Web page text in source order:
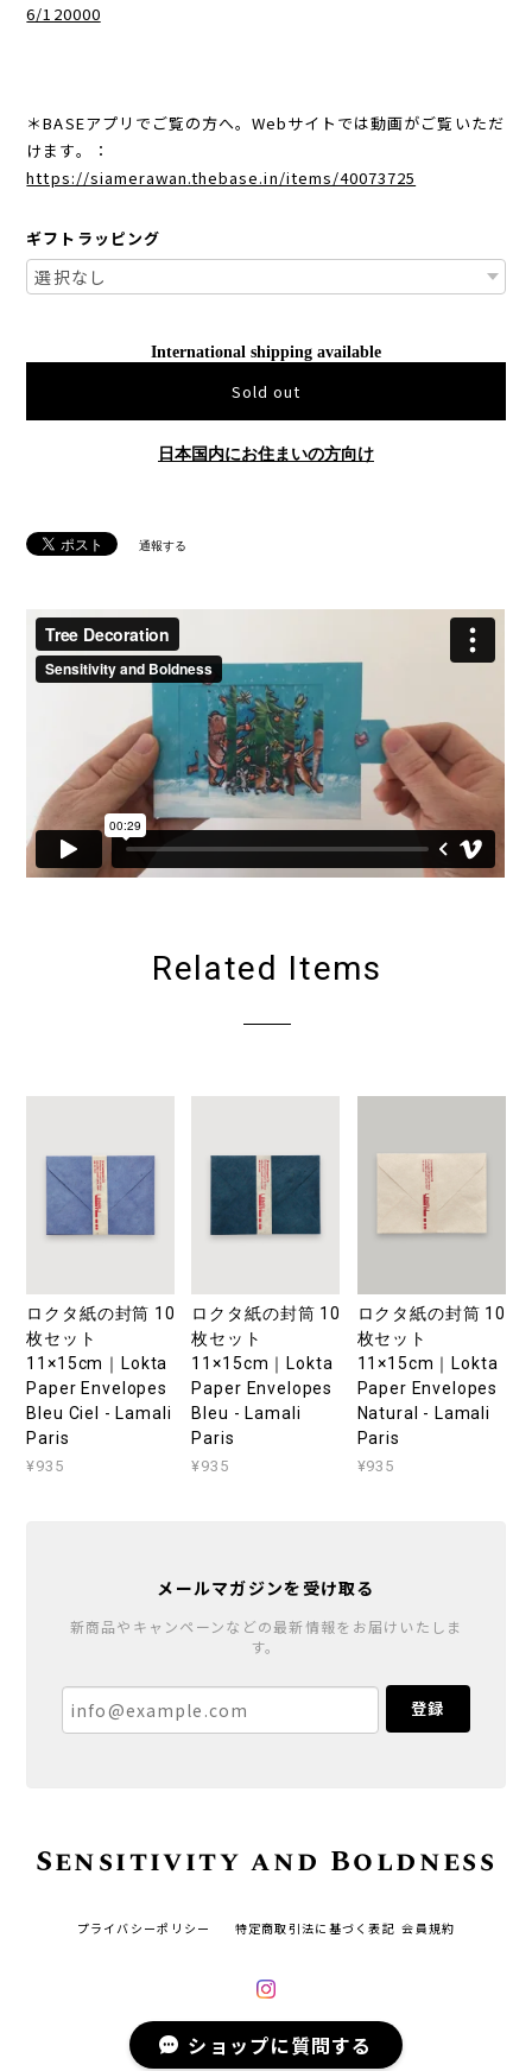
6/120000
＊BASEアプリでご覧の方へ。Webサイトでは動画がご覧いただ
けます。：
https://siamerawan.thebase.in/items/40073725
ギフトラッピング
International shipping available
Sold out
日本国内にお住まいの方向け
通報する
Related Items
ロクタ紙の封筒 10
枚セット
11×15cm｜Lokta
Paper Envelopes
Bleu Ciel - Lamali
Paris
¥935
ロクタ紙の封筒 10
枚セット
11×15cm｜Lokta
Paper Envelopes
Bleu - Lamali
Paris
¥935
ロクタ紙の封筒 10
枚セット
11×15cm｜Lokta
Paper Envelopes
Natural - Lamali
Paris
¥935
メールマガジンを受け取る
新商品やキャンペーンなどの最新情報をお届けいたしま
す。
登録
Sensitivity and Boldness
プライバシーポリシー 特定商取引法に基づく表記 会員規約
© Sensitivity and Boldness All rights reserved.
ショップに質問する